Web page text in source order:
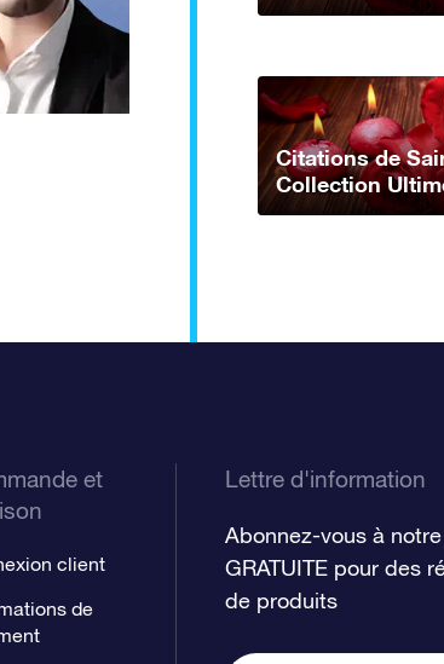
Citations de
Collection
et
client
de
Lettre d'information
Abonnez-vous à
GRATUITE pour des
de produits